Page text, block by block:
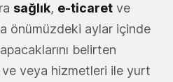
sağlık, e-ticaret ve
önümüzdeki aylar içinde
belirten
veya hizmetleri ile yurt